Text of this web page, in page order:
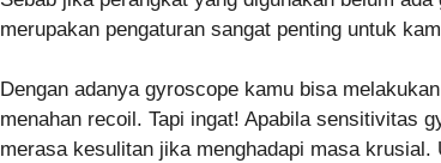
merupakan pengaturan sangat penting untuk
Dengan adanya gyroscope kamu bisa
menahan recoil. Tapi ingat! Apabila sensitivitas
merasa kesulitan jika menghadapi masa